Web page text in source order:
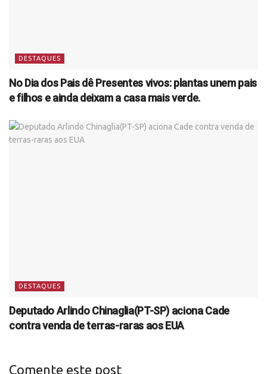
DESTAQUES
No Dia dos Pais dê Presentes vivos: plantas unem pais
e filhos e ainda deixam a casa mais verde.
DESTAQUES
Deputado Arlindo Chinaglia(PT-SP) aciona Cade
contra venda de terras-raras aos EUA
Comente este post